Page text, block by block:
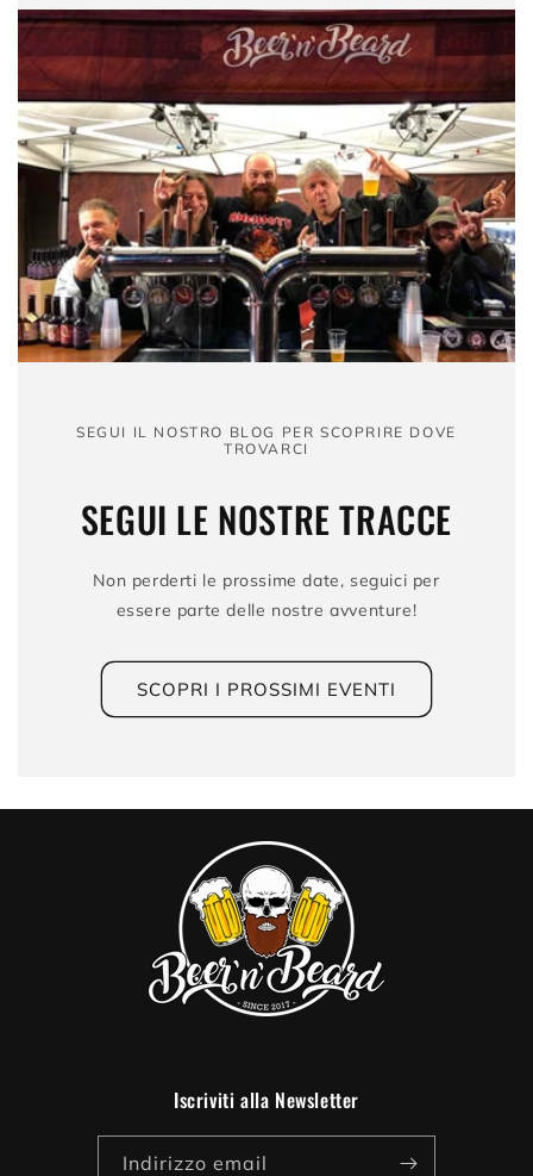
SEGUI IL NOSTRO BLOG PER SCOPRIRE DOVE
TROVARCI
SEGUI LE NOSTRE TRACCE
Non perderti le prossime date, seguici per
essere parte delle nostre avventure!
SCOPRI I PROSSIMI EVENTI
Iscriviti alla Newsletter
Indirizzo email